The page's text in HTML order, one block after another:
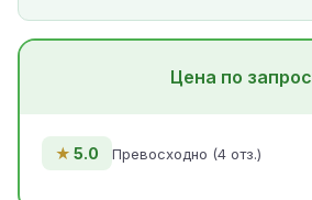
Цена по
★ 5.0 Превосходно (4 отз.)